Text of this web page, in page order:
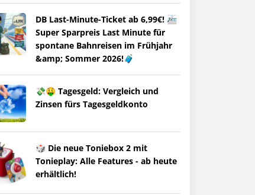
DB Last-Minute-Ticket ab 6,99€! 🚈
Super Sparpreis Last Minute für
spontane Bahnreisen im Frühjahr
&amp; Sommer 2026!🧳
💸🤑 Tagesgeld: Vergleich und
Zinsen fürs Tagesgeldkonto
🎲 Die neue Toniebox 2 mit
Tonieplay: Alle Features - ab heute
erhältlich!